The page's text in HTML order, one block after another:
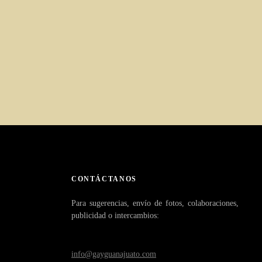
CONTÁCTANOS
Para sugerencias, envío de fotos, colaboraciones,
publicidad o intercambios:
info@gayguanajuato.com